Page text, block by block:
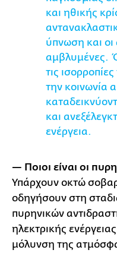
και ηθικής
ύπνωση και οι
αμβλυμένες.
τις
την κοινωνία
και
ενέργεια.
— Ποιοι είναι οι
Υπάρχουν οκτώ
οδηγήσουν στη
πυρηνικών
ηλεκτρικής
μόλυνση της